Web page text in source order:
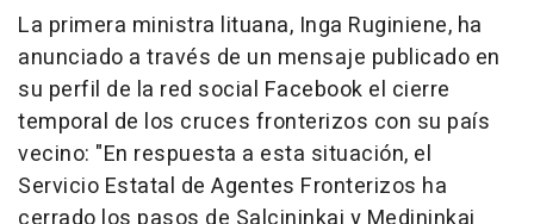
La primera ministra lituana, Inga Ruginiene, ha
anunciado a través de un mensaje publicado en
su perfil de la red social Facebook el cierre
temporal de los cruces fronterizos con su país
vecino: "En respuesta a esta situación, el
Servicio Estatal de Agentes Fronterizos ha